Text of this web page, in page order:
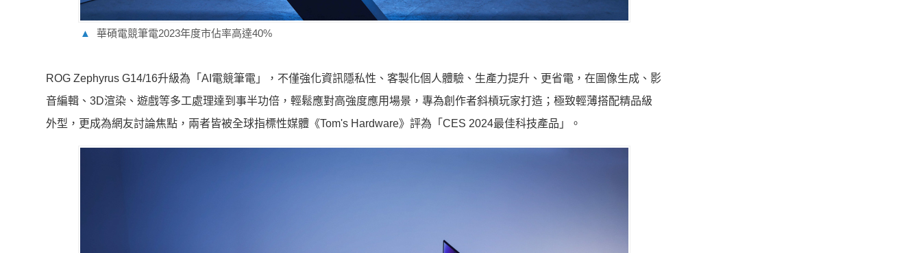
▲ 華碩電競筆電2023年度市佔率高達40%
ROG Zephyrus G14/16升級為「AI電競筆電」，不僅強化資訊隱私性、客製化個人體驗、生產力提升、更省電，在圖像生成、影
音編輯、3D渲染、遊戲等多工處理達到事半功倍，輕鬆應對高強度應用場景，專為創作者斜槓玩家打造；極致輕薄搭配精品級
外型，更成為網友討論焦點，兩者皆被全球指標性媒體《Tom's Hardware》評為「CES 2024最佳科技產品」。